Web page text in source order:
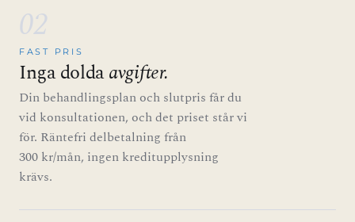
02
FAST PRIS
Inga doldaavgifter.
Din behandlingsplan och slutpris får du
vid konsultationen, och det priset står vi
för. Räntefri delbetalning från
300 kr/mån, ingen kreditupplysning
krävs.